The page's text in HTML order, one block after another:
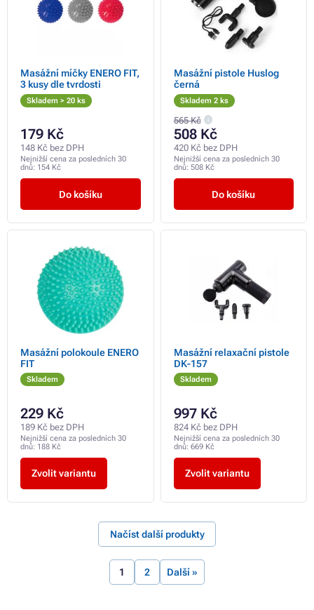
Masážní míčky ENERO FIT,
3 kusy dle tvrdosti
Skladem > 20 ks
179 Kč
148 Kč bez DPH
Nejnižší cena za posledních 30
dnů: 154 Kč
Do košíku
Masážní pistole Huslog
černá
Skladem 2 ks
565 Kč
508 Kč
420 Kč bez DPH
Nejnižší cena za posledních 30
dnů: 508 Kč
Do košíku
Masážní polokoule ENERO
FIT
Skladem
229 Kč
189 Kč bez DPH
Nejnižší cena za posledních 30
dnů: 188 Kč
Zvolit variantu
Masážní relaxační pistole
DK-157
Skladem
997 Kč
824 Kč bez DPH
Nejnižší cena za posledních 30
dnů: 669 Kč
Zvolit variantu
Načíst další produkty
1 2 Další »